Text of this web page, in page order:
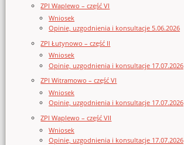
ZPI Waplewo – część VI
Wniosek
Opinie, uzgodnienia i konsultacje 5.06.2026
ZPI Łutynowo – część II
Wniosek
Opinie, uzgodnienia i konsultacje 17.07.2026
ZPI Witramowo – część VI
Wniosek
Opinie, uzgodnienia i konsultacje 17.07.2026
ZPI Waplewo – część VII
Wniosek
Opinie, uzgodnienia i konsultacje 17.07.2026